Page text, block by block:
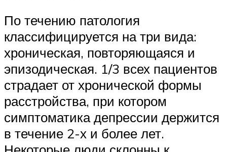
По течению патология
классифицируется на три вида:
хроническая, повторяющаяся и
эпизодическая. 1/3 всех пациентов
страдает от хронической формы
расстройства, при котором
симптоматика депрессии держится
в течение 2-х и более лет.